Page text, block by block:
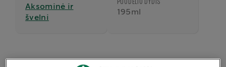
Aksominė ir
švelni
PUODELIO DYDIS
195ml